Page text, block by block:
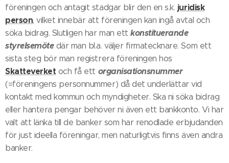
föreningen och antagit stadgar blir den en s.k. juridisk
person, vilket innebär att föreningen kan ingå avtal och
söka bidrag. Slutligen har man ettkonstituerande
styrelsemötedär man bl.a. väljer firmatecknare. Som ett
sista steg bör man registrera föreningen hos
Skatteverketoch få ett organisationsnummer
(=föreningens personnummer) då det underlättar vid
kontakt med kommun och myndigheter. Ska ni söka bidrag
eller hantera pengar behöver ni även ett bankkonto. Vi har
valt att länka till de banker som har renodlade erbjudanden
för just ideella föreningar, men naturligtvis finns även andra
banker.